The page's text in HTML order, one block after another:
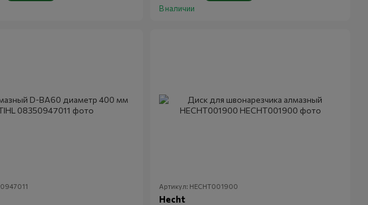
В наличии
Артикул: HECHT001900
Hecht